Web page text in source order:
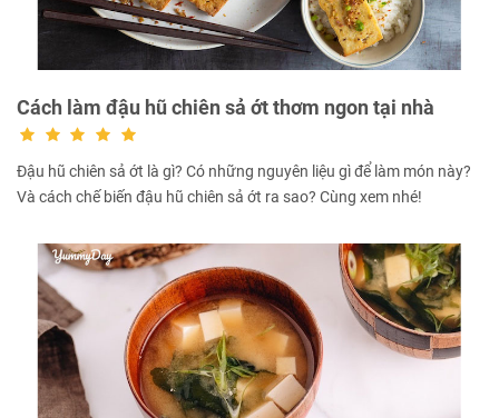
Cách làm đậu hũ chiên sả ớt thơm ngon tại nhà
Đậu hũ chiên sả ớt là gì? Có những nguyên liệu gì để làm món này?
Và cách chế biến đậu hũ chiên sả ớt ra sao? Cùng xem nhé!